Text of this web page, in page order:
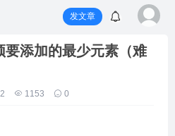
发文章
添加的最少元素（难
1153 0